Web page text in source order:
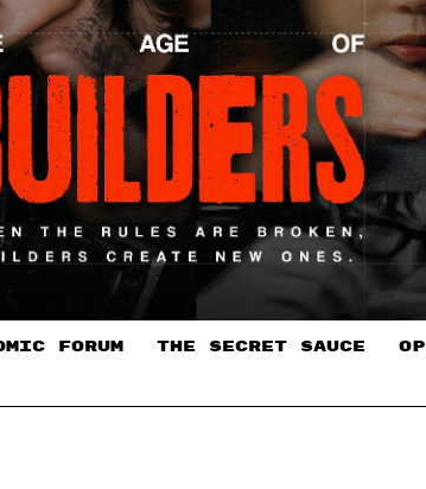
FORUM THE SECRET SAUCE​